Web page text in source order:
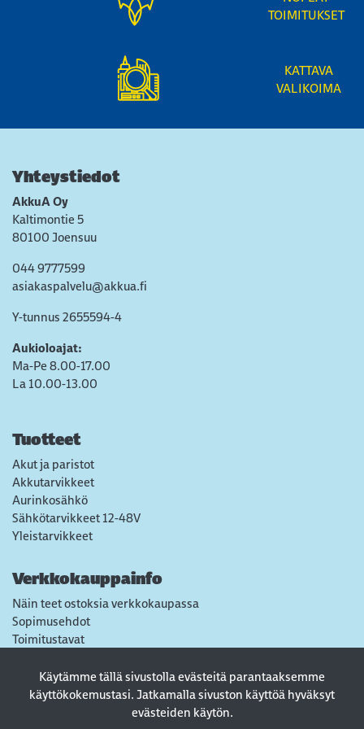
Käytämme tällä sivustolla evästeitä parantaaksemme
käyttökokemustasi. Jatkamalla sivuston käyttöä hyväksyt
evästeiden käytön.
TOIMITUKSET
KATTAVA
VALIKOIMA
Yhteystiedot
AkkuA Oy
Kaltimontie 5
80100 Joensuu
044 9777599
asiakaspalvelu@akkua.fi
Y-tunnus 2655594-4
Aukioloajat:
Ma-Pe 8.00-17.00
La 10.00-13.00
Tuotteet
Akut ja paristot
Akkutarvikkeet
Aurinkosähkö
Sähkötarvikkeet 12-48V
Yleistarvikkeet
Verkkokauppainfo
Näin teet ostoksia verkkokaupassa
Sopimusehdot
Toimitustavat
Tietosuojaseloste
Usein kysytyt kysymykset